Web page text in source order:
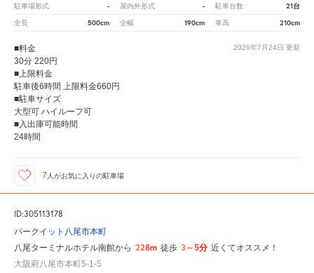
駐車場形式 - 屋内外形式 - 駐車台数 21台
全長 500cm 全幅 190cm 車高 210cm
2026年7月24日 更新
■料金
30分 220円
■上限料金
駐車後6時間 上限料金660円
■駐車サイズ
大型可 ハイルーフ可
■入出庫可能時間
24時間
7 人がお気に入りの駐車場
ID:305113178
パークイット八尾市本町
八尾ターミナルホテル南館から 228m 徒歩 3～5分 近くてオススメ！
大阪府八尾市本町5-1-5